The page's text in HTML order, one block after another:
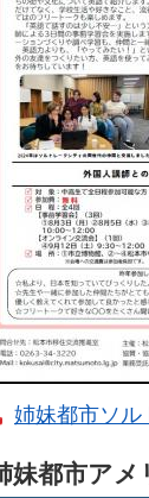
姉妹都市ソ
妹都市アメ